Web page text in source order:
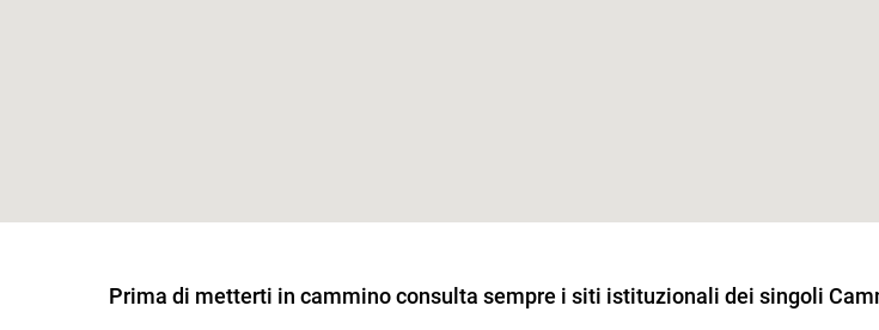
Prima di metterti in cammino consulta sempre i siti istituzionali dei singoli